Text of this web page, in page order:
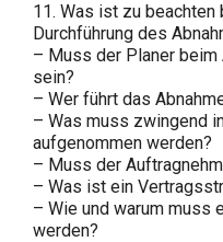
11. Was ist zu beachten
Durchführung des
– Muss der Planer beim
sein?
– Wer führt das
– Was muss zwingend
aufgenommen werden?
– Muss der
– Was ist ein
– Wie und warum muss
werden?